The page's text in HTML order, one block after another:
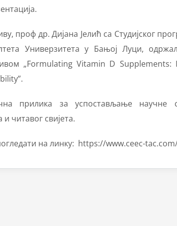
проф др. Дијана Јелић са Студијског
Универзитета у Бањој Луци,
„Formulating Vitamin D Supplements:
прилика за успостављање научне
читавог свијета.
на линку: https://www.ceec-